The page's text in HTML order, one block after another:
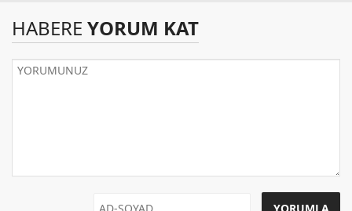
HABERE YORUM KAT